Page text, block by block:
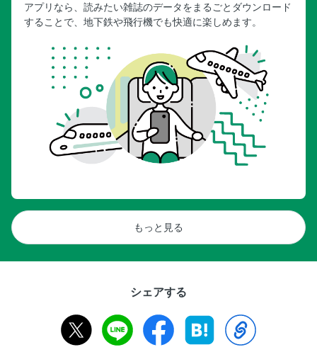
アプリなら、読みたい雑誌のデータをまるごとダウンロード
することで、地下鉄や飛行機でも快適に楽しめます。
もっと見る
シェアする